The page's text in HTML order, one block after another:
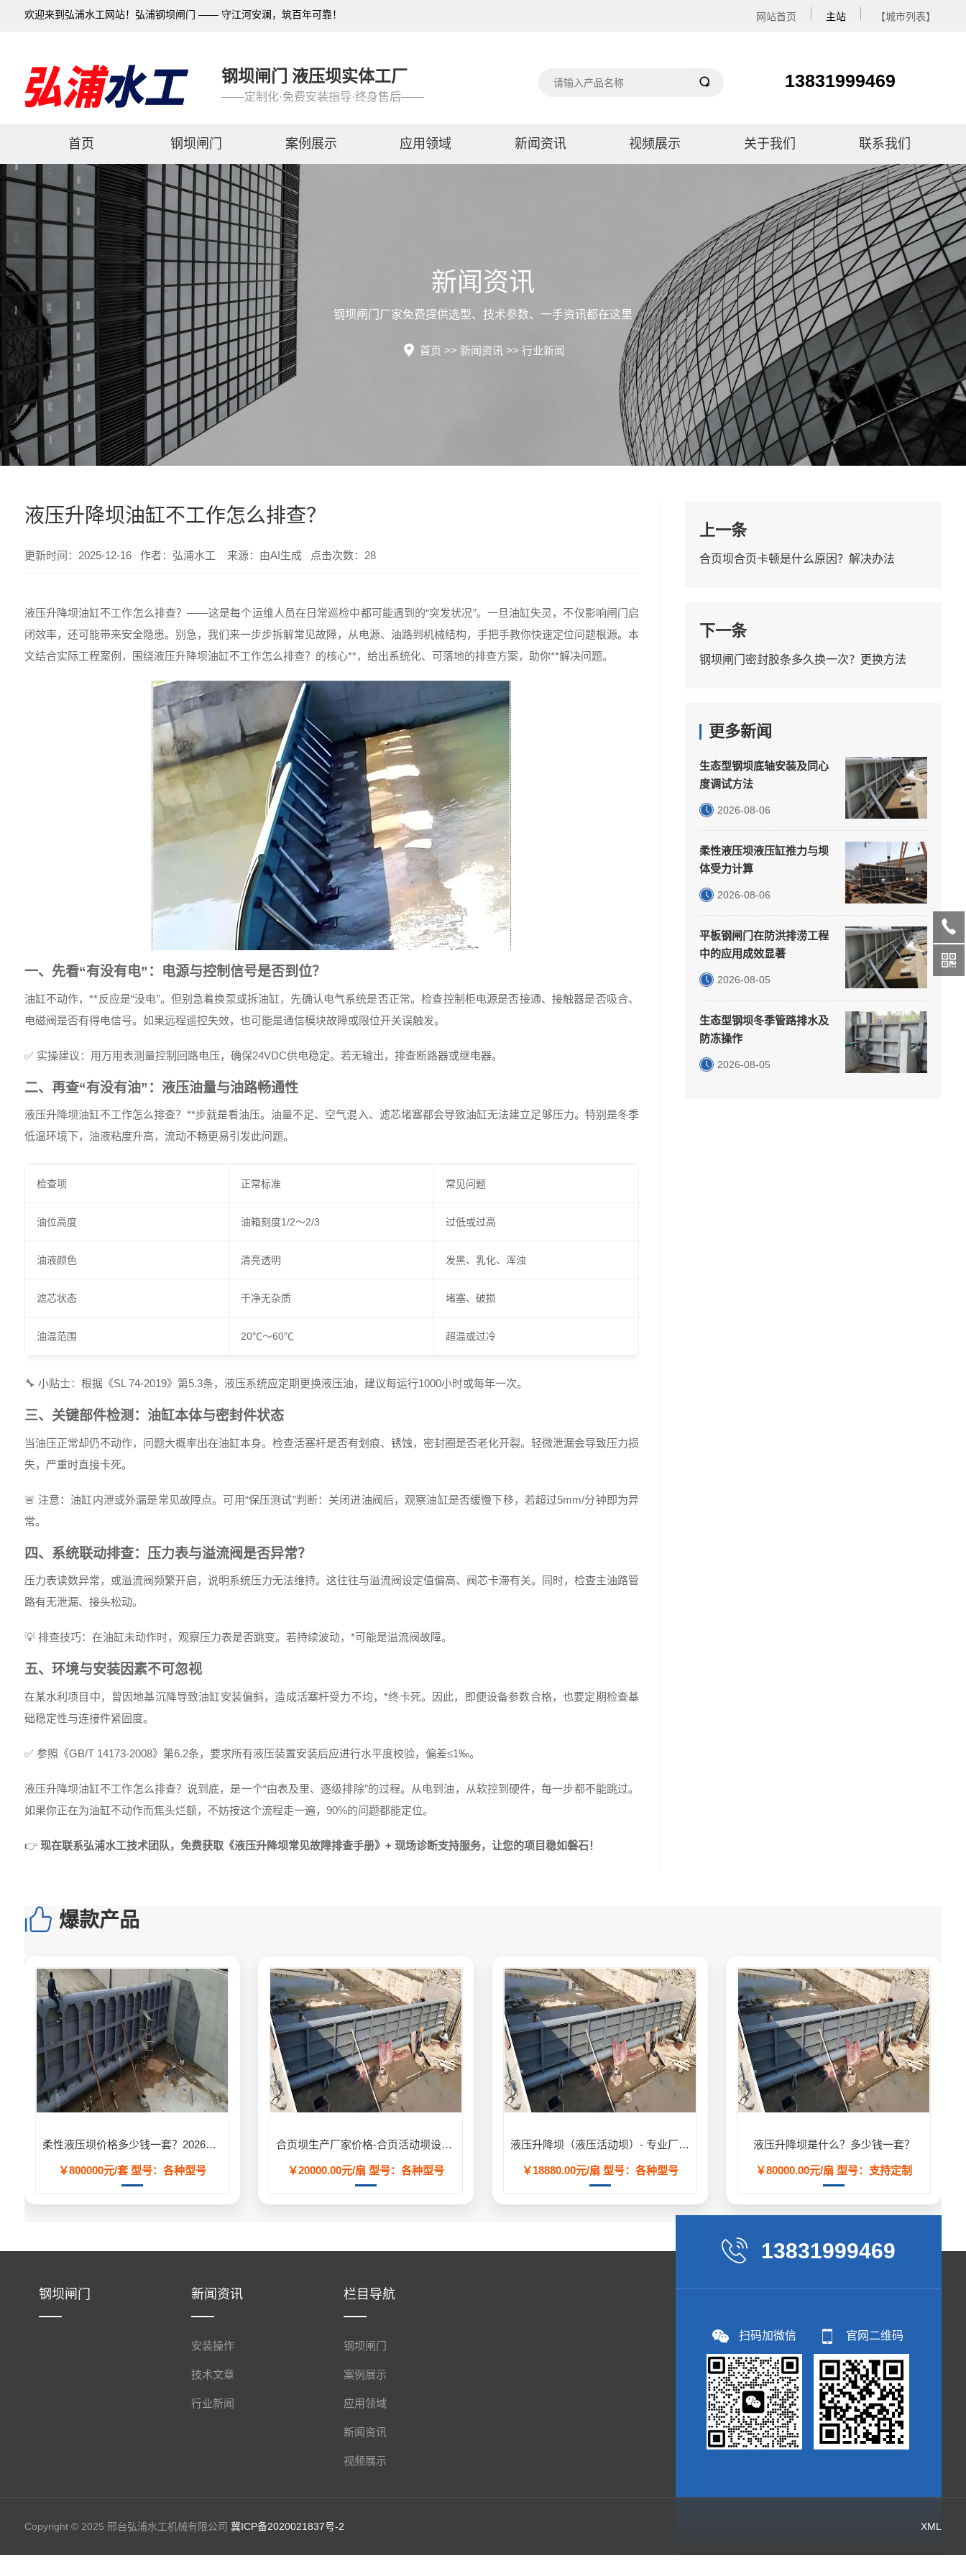
欢迎来到弘浦水工网站！弘浦钢坝闸门 —— 守江河安澜，筑百年可靠！ 网站首页 主站 【城市列表】
钢坝闸门 液压坝实体工厂
——定制化·免费安装指导·终身售后——
13831999469
首页 钢坝闸门 案例展示 应用领域 新闻资讯 视频展示 关于我们 联系我们
新闻资讯
钢坝闸门厂家免费提供选型、技术参数、一手资讯都在这里
首页 >> 新闻资讯 >> 行业新闻
液压升降坝油缸不工作怎么排查？
更新时间：2025-12-16 作者：弘浦水工 来源：由AI生成 点击次数：28
液压升降坝油缸不工作怎么排查？——这是每个运维人员在日常巡检中都可能遇到的“突发状况”。一旦油缸失灵，不仅影响闸门启
闭效率，还可能带来安全隐患。别急，我们来一步步拆解常见故障，从电源、油路到机械结构，手把手教你快速定位问题根源。本
文结合实际工程案例，围绕液压升降坝油缸不工作怎么排查？的核心**，给出系统化、可落地的排查方案，助你**解决问题。
一、先看“有没有电”：电源与控制信号是否到位？
油缸不动作，**反应是“没电”。但别急着换泵或拆油缸，先确认电气系统是否正常。检查控制柜电源是否接通、接触器是否吸合、
电磁阀是否有得电信号。如果远程遥控失效，也可能是通信模块故障或限位开关误触发。
✅ 实操建议：用万用表测量控制回路电压，确保24VDC供电稳定。若无输出，排查断路器或继电器。
二、再查“有没有油”：液压油量与油路畅通性
液压升降坝油缸不工作怎么排查？**步就是看油压。油量不足、空气混入、滤芯堵塞都会导致油缸无法建立足够压力。特别是冬季
低温环境下，油液粘度升高，流动不畅更易引发此问题。
检查项 正常标准 常见问题
油位高度 油箱刻度1/2～2/3 过低或过高
油液颜色 清亮透明 发黑、乳化、浑浊
滤芯状态 干净无杂质 堵塞、破损
油温范围 20℃～60℃ 超温或过冷
🔧 小贴士：根据《SL 74-2019》第5.3条，液压系统应定期更换液压油，建议每运行1000小时或每年一次。
三、关键部件检测：油缸本体与密封件状态
当油压正常却仍不动作，问题大概率出在油缸本身。检查活塞杆是否有划痕、锈蚀，密封圈是否老化开裂。轻微泄漏会导致压力损
失，严重时直接卡死。
🚨 注意：油缸内泄或外漏是常见故障点。可用“保压测试”判断：关闭进油阀后，观察油缸是否缓慢下移，若超过5mm/分钟即为异
常。
四、系统联动排查：压力表与溢流阀是否异常？
压力表读数异常，或溢流阀频繁开启，说明系统压力无法维持。这往往与溢流阀设定值偏高、阀芯卡滞有关。同时，检查主油路管
路有无泄漏、接头松动。
💡 排查技巧：在油缸未动作时，观察压力表是否跳变。若持续波动，*可能是溢流阀故障。
五、环境与安装因素不可忽视
在某水利项目中，曾因地基沉降导致油缸安装偏斜，造成活塞杆受力不均，*终卡死。因此，即便设备参数合格，也要定期检查基
础稳定性与连接件紧固度。
✅ 参照《GB/T 14173-2008》第6.2条，要求所有液压装置安装后应进行水平度校验，偏差≤1‰。
液压升降坝油缸不工作怎么排查？说到底，是一个“由表及里、逐级排除”的过程。从电到油，从软控到硬件，每一步都不能跳过。
如果你正在为油缸不动作而焦头烂额，不妨按这个流程走一遍，90%的问题都能定位。
👉 现在联系弘浦水工技术团队，免费获取《液压升降坝常见故障排查手册》+ 现场诊断支持服务，让您的项目稳如磐石！
上一条
合页坝合页卡顿是什么原因？解决办法
下一条
钢坝闸门密封胶条多久换一次？更换方法
更多新闻
生态型钢坝底轴安装及同心
度调试方法
2026-08-06
柔性液压坝液压缸推力与坝
体受力计算
2026-08-06
平板钢闸门在防洪排涝工程
中的应用成效显著
2026-08-05
生态型钢坝冬季管路排水及
防冻操作
2026-08-05
爆款产品
柔性液压坝价格多少钱一套？2026年工程造价明细表
￥800000元/套型号：各种型号
合页坝生产厂家价格-合页活动坝设计安装方案定制
￥20000.00元/扇型号：各种型号
液压升降坝（液压活动坝）- 专业厂家定制生产,用于河道/防汛工程
￥18880.00元/扇 型号：各种型号
液压升降坝是什么？多少钱一套？
￥80000.00元/扇型号：支持定制
钢坝闸门 新闻资讯
安装操作
技术文章
行业新闻
栏目导航
钢坝闸门
案例展示
应用领域
新闻资讯
视频展示
13831999469
扫码加微信 官网二维码
Copyright © 2025 邢台弘浦水工机械有限公司 冀ICP备2020021837号-2 XML